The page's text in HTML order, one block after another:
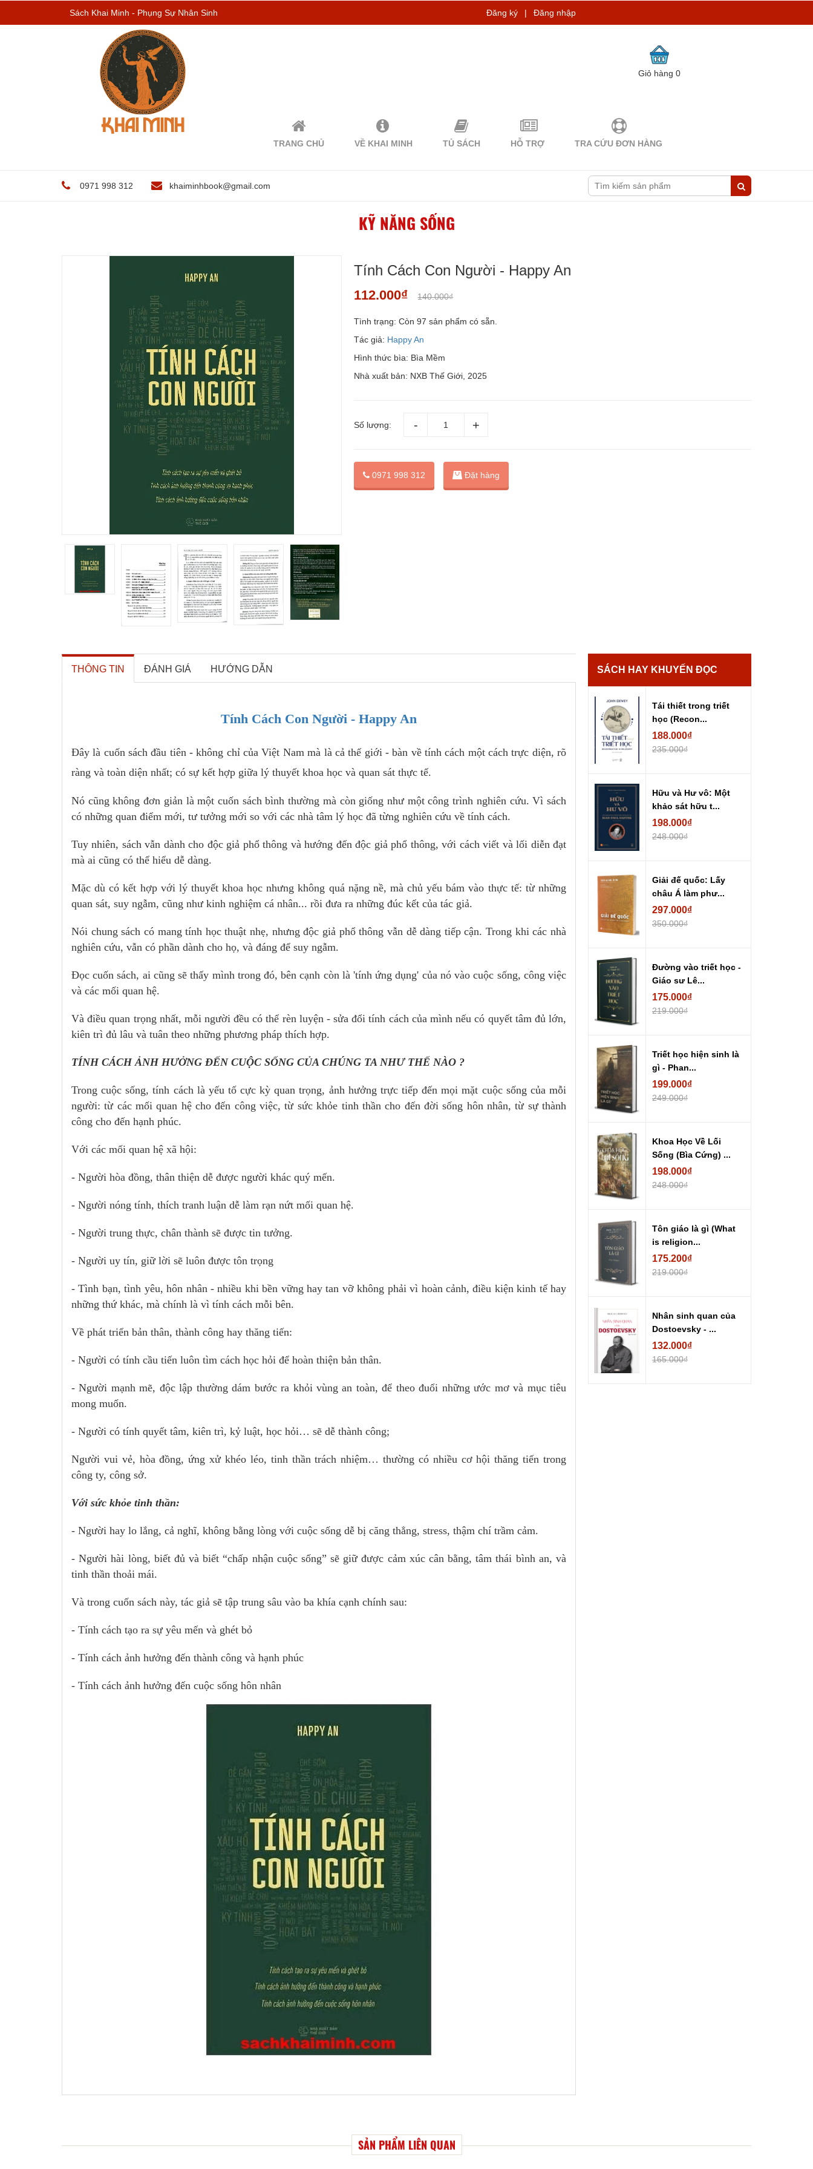
Sách Khai Minh - Phụng Sự Nhân Sinh Đăng ký | Đăng nhập
Giỏ hàng0
TRANG CHỦ VỀ KHAI MINH TỦ SÁCH HỖ TRỢ TRA CỨU ĐƠN HÀNG
0971 998 312 khaiminhbook@gmail.com
KỸ NĂNG SỐNG
Tính Cách Con Người - Happy An
112.000₫ 140.000₫
Tình trạng: Còn 97 sản phẩm có sẵn.
Tác giả: Happy An
Hình thức bìa: Bìa Mềm
Nhà xuất bản: NXB Thế Giới, 2025
Số lượng:
0971 998 312 Đặt hàng
THÔNG TIN ĐÁNH GIÁ HƯỚNG DẪN
Tính Cách Con Người - Happy An
Đây là cuốn sách đầu tiên - không chỉ của Việt Nam mà là cả thế giới - bàn về tính cách một cách trực diện, rõ
ràng và toàn diện nhất; có sự kết hợp giữa lý thuyết khoa học và quan sát thực tế.
Nó cũng không đơn giản là một cuốn sách bình thường mà còn giống như một công trình nghiên cứu. Vì sách
có những quan điểm mới, tư tưởng mới so với các nhà tâm lý học đã từng nghiên cứu về tính cách.
Tuy nhiên, sách vẫn dành cho độc giả phổ thông và hướng đến độc giả phổ thông, với cách viết và lối diễn đạt
mà ai cũng có thể hiểu dễ dàng.
Mặc dù có kết hợp với lý thuyết khoa học nhưng không quá nặng nề, mà chủ yếu bám vào thực tế: từ những
quan sát, suy ngẫm, cũng như kinh nghiệm cá nhân... rồi đưa ra những đúc kết của tác giả.
Nói chung sách có mang tính học thuật nhẹ, nhưng độc giả phổ thông vẫn dễ dàng tiếp cận. Trong khi các nhà
nghiên cứu, vẫn có phần dành cho họ, và đáng để suy ngẫm.
Đọc cuốn sách, ai cũng sẽ thấy mình trong đó, bên cạnh còn là 'tính ứng dụng' của nó vào cuộc sống, công việc
và các mối quan hệ.
Và điều quan trọng nhất, mỗi người đều có thể rèn luyện - sửa đổi tính cách của mình nếu có quyết tâm đủ lớn,
kiên trì đủ lâu và tuân theo những phương pháp thích hợp.
TÍNH CÁCH ẢNH HƯỞNG ĐẾN CUỘC SỐNG CỦA CHÚNG TA NHƯ THẾ NÀO ?
Trong cuộc sống, tính cách là yếu tố cực kỳ quan trọng, ảnh hưởng trực tiếp đến mọi mặt cuộc sống của mỗi
người: từ các mối quan hệ cho đến công việc, từ sức khỏe tinh thần cho đến đời sống hôn nhân, từ sự thành
công cho đến hạnh phúc.
Với các mối quan hệ xã hội:
- Người hòa đồng, thân thiện dễ được người khác quý mến.
- Người nóng tính, thích tranh luận dễ làm rạn nứt mối quan hệ.
- Người trung thực, chân thành sẽ được tin tưởng.
- Người uy tín, giữ lời sẽ luôn được tôn trọng
- Tình bạn, tình yêu, hôn nhân - nhiều khi bền vững hay tan vỡ không phải vì hoàn cảnh, điều kiện kinh tế hay
những thứ khác, mà chính là vì tính cách mỗi bên.
Về phát triển bản thân, thành công hay thăng tiến:
- Người có tính cầu tiến luôn tìm cách học hỏi để hoàn thiện bản thân.
- Người mạnh mẽ, độc lập thường dám bước ra khỏi vùng an toàn, để theo đuổi những ước mơ và mục tiêu
mong muốn.
- Người có tính quyết tâm, kiên trì, kỷ luật, học hỏi… sẽ dễ thành công;
Người vui vẻ, hòa đồng, ứng xử khéo léo, tinh thần trách nhiệm… thường có nhiều cơ hội thăng tiến trong
công ty, công sở.
Với sức khỏe tinh thần:
- Người hay lo lắng, cả nghĩ, không bằng lòng với cuộc sống dễ bị căng thẳng, stress, thậm chí trầm cảm.
- Người hài lòng, biết đủ và biết “chấp nhận cuộc sống” sẽ giữ được cảm xúc cân bằng, tâm thái bình an, và
tinh thần thoải mái.
Và trong cuốn sách này, tác giả sẽ tập trung sâu vào ba khía cạnh chính sau:
- Tính cách tạo ra sự yêu mến và ghét bỏ
- Tính cách ảnh hưởng đến thành công và hạnh phúc
- Tính cách ảnh hưởng đến cuộc sống hôn nhân
SÁCH HAY KHUYẾN ĐỌC
Tái thiết trong triết
học (Recon...
188.000₫
235.000₫
Hữu và Hư vô: Một
khảo sát hữu t...
198.000₫
248.000₫
Giải đế quốc: Lấy
châu Á làm phư...
297.000₫
350.000₫
Đường vào triết học -
Giáo sư Lê...
175.000₫
219.000₫
Triết học hiện sinh là
gì - Phan...
199.000₫
249.000₫
Khoa Học Về Lối
Sống (Bìa Cứng) ...
198.000₫
248.000₫
Tôn giáo là gì (What
is religion...
175.200₫
219.000₫
Nhân sinh quan của
Dostoevsky - ...
132.000₫
165.000₫
SẢN PHẨM LIÊN QUAN